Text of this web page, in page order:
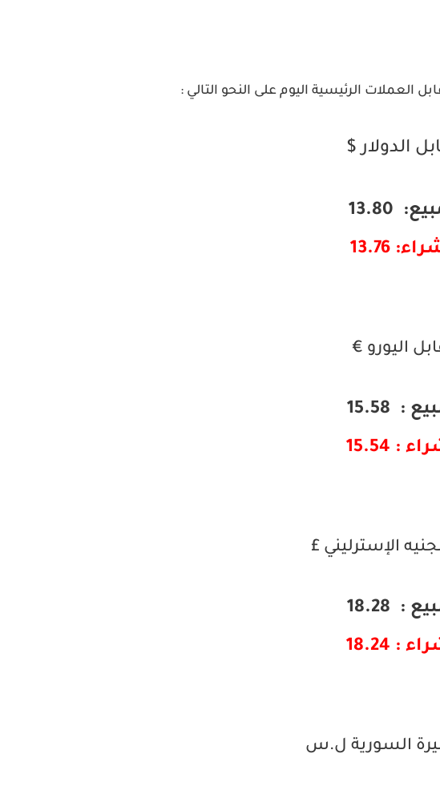
العملات الرئيسية اليوم على النحو التالي :
الدولار $
13.80
13.76
اليورو €
: 15.58
: 15.54
الإسترليني £
: 18.28
: 18.24
السورية ل.س